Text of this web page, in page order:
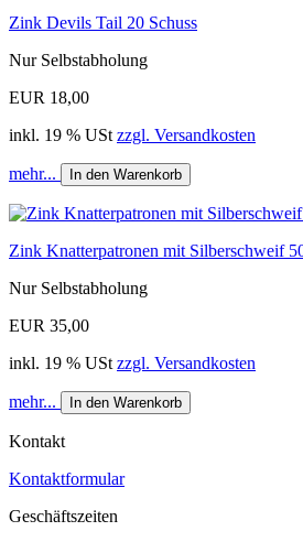
Zink Devils Tail 20 Schuss
Nur Selbstabholung
EUR 18,00
inkl. 19 % USt zzgl. Versandkosten
mehr... In den Warenkorb
Zink Knatterpatronen mit Silberschweif
Nur Selbstabholung
EUR 35,00
inkl. 19 % USt zzgl. Versandkosten
mehr... In den Warenkorb
Kontakt
Kontaktformular
Geschäftszeiten